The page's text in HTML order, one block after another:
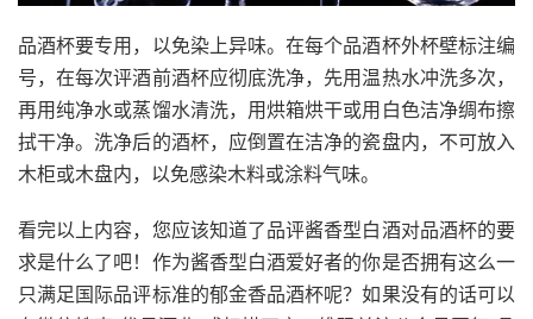
品酒杯要专用，以免染上异味。在每个品酒杯外杯壁标注编
号，在每次评酒前酒杯应彻底洗净，先用温热水冲洗多次，
再用纯净水或蒸馏水清洗，用烘箱烘干或用白色洁净绸布擦
拭干净。洗净后的酒杯，应倒置在洁净的瓷盘内，不可放入
木柜或木盘内，以免感染木料或涂料气味。
看完以上内容，您应该知道了品评酱香型白酒对品酒杯的要
求是什么了吧！作为酱香型白酒爱好者的你是否拥有这么一
只满足国际品评标准的郁金香品酒杯呢？如果没有的话可以